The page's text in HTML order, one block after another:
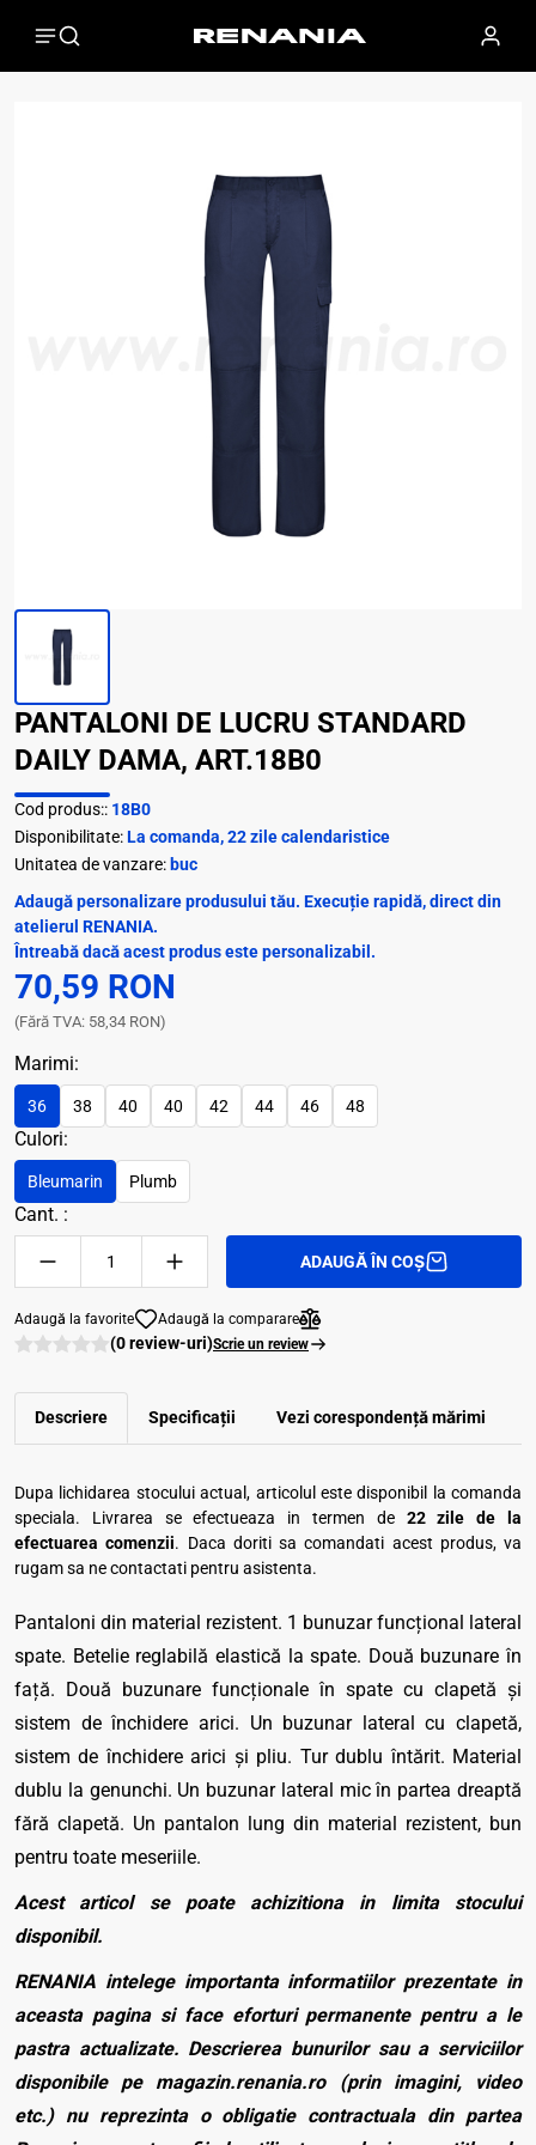
PANTALONI DE LUCRU STANDARD
DAILY DAMA, ART.18B0
Cod produs:: 18B0
Disponibilitate:La comanda, 22 zile calendaristice
Unitatea de vanzare: buc
Adaugă personalizare produsului tău. Execuție rapidă, direct din
atelierul RENANIA.
Întreabă dacă acest produs este personalizabil.
70,59 RON
(Fără TVA: 58,34 RON)
Marimi:
36 38 40 40 42 44 46 48
Culori:
Bleumarin Plumb
Cant. :
ADAUGĂ ÎN COȘ
Adaugă la favorite Adaugă la comparare
(0 review-uri)Scrie un review
Descriere Specificații Vezi corespondenţă mărimi
Dupa lichidarea stocului actual, articolul este disponibil la comanda
speciala. Livrarea se efectueaza in termen de 22 zile de la
efectuarea comenzii. Daca doriti sa comandati acest produs, va
rugam sa ne contactati pentru asistenta.
Pantaloni din material rezistent. 1 bunuzar funcțional lateral
spate. Betelie reglabilă elastică la spate. Două buzunare în
față. Două buzunare funcționale în spate cu clapetă și
sistem de închidere arici. Un buzunar lateral cu clapetă,
sistem de închidere arici și pliu. Tur dublu întărit. Material
dublu la genunchi. Un buzunar lateral mic în partea dreaptă
fără clapetă. Un pantalon lung din material rezistent, bun
pentru toate meseriile.
Acest articol se poate achizitiona in limita stocului
disponibil.
RENANIA intelege importanta informatiilor prezentate in
aceasta pagina si face eforturi permanente pentru a le
pastra actualizate. Descrierea bunurilor sau a serviciilor
disponibile pe magazin.renania.ro (prin imagini, video
etc.) nu reprezinta o obligatie contractuala din partea